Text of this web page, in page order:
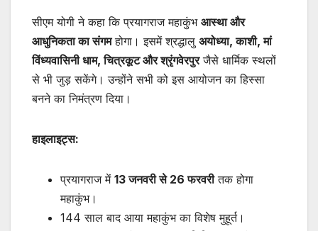
सीएम योगी ने कहा कि प्रयागराज महाकुंभ आस्था और
आधुनिकता का संगमहोगा। इसमें श्रद्धालु अयोध्या, काशी, मां
विंध्यवासिनी धाम, चित्रकूट और श्रृंगवेरपुरजैसे धार्मिक स्थलों
से भी जुड़ सकेंगे। उन्होंने सभी को इस आयोजन का हिस्सा
बनने का निमंत्रण दिया।
हाइलाइट्स:
प्रयागराज में 13 जनवरी से 26 फरवरीतक होगा
महाकुंभ।
144 साल बाद आया महाकुंभ का विशेष मुहूर्त।